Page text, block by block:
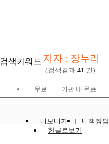
검색키워드 저자 : 장누리
(검색결과 41 건)
무료 기관 내 무료
내보내기
내책장
한글로보기